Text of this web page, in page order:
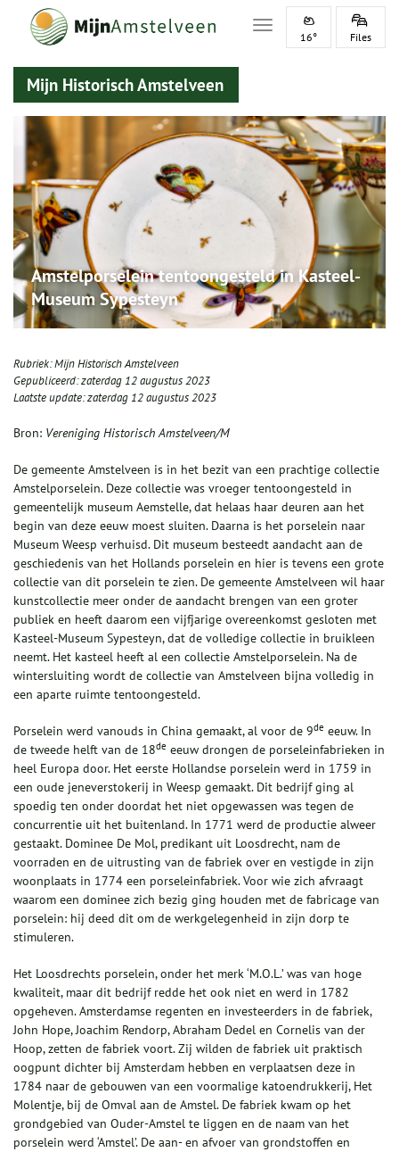
Toggle navigation
16° Files
Mijn Historisch Amstelveen
Amstelporselein tentoongesteld in Kasteel-
Museum Sypesteyn
Rubriek:Mijn Historisch Amstelveen
Gepubliceerd:zaterdag 12 augustus 2023
Laatste update:zaterdag 12 augustus 2023
Bron: Vereniging Historisch Amstelveen/M
De gemeente Amstelveen is in het bezit van een prachtige collectie
Amstelporselein. Deze collectie was vroeger tentoongesteld in
gemeentelijk museum Aemstelle, dat helaas haar deuren aan het
begin van deze eeuw moest sluiten. Daarna is het porselein naar
Museum Weesp verhuisd. Dit museum besteedt aandacht aan de
geschiedenis van het Hollands porselein en hier is tevens een grote
collectie van dit porselein te zien. De gemeente Amstelveen wil haar
kunstcollectie meer onder de aandacht brengen van een groter
publiek en heeft daarom een vijfjarige overeenkomst gesloten met
Kasteel-Museum Sypesteyn, dat de volledige collectie in bruikleen
neemt. Het kasteel heeft al een collectie Amstelporselein. Na de
wintersluiting wordt de collectie van Amstelveen bijna volledig in
een aparte ruimte tentoongesteld.
Porselein werd vanouds in China gemaakt, al voor de 9de eeuw. In
de tweede helft van de 18de eeuw drongen de porseleinfabrieken in
heel Europa door. Het eerste Hollandse porselein werd in 1759 in
een oude jeneverstokerij in Weesp gemaakt. Dit bedrijf ging al
spoedig ten onder doordat het niet opgewassen was tegen de
concurrentie uit het buitenland. In 1771 werd de productie alweer
gestaakt. Dominee De Mol, predikant uit Loosdrecht, nam de
voorraden en de uitrusting van de fabriek over en vestigde in zijn
woonplaats in 1774 een porseleinfabriek. Voor wie zich afvraagt
waarom een dominee zich bezig ging houden met de fabricage van
porselein: hij deed dit om de werkgelegenheid in zijn dorp te
stimuleren.
Het Loosdrechts porselein, onder het merk ‘M.O.L.’ was van hoge
kwaliteit, maar dit bedrijf redde het ook niet en werd in 1782
opgeheven. Amsterdamse regenten en investeerders in de fabriek,
John Hope, Joachim Rendorp, Abraham Dedel en Cornelis van der
Hoop, zetten de fabriek voort. Zij wilden de fabriek uit praktisch
oogpunt dichter bij Amsterdam hebben en verplaatsen deze in
1784 naar de gebouwen van een voormalige katoendrukkerij, Het
Molentje, bij de Omval aan de Amstel. De fabriek kwam op het
grondgebied van Ouder-Amstel te liggen en de naam van het
porselein werd ‘Amstel’. De aan- en afvoer van grondstoffen en